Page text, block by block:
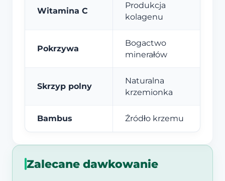
Witamina C
Produkcja
kolagenu
Pokrzywa
Bogactwo
minerałów
Skrzyp polny
Naturalna
krzemionka
Bambus Źródło krzemu
Zalecane dawkowanie